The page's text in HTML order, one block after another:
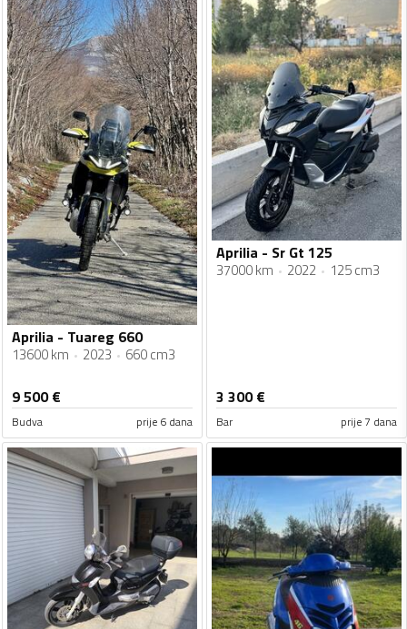
Aprilia - Tuareg 660
13600 km 2023 660 cm3
9 500€
Budva prije 6 dana
Aprilia - Sr Gt 125
37000 km 2022 125 cm3
3 300€
Bar prije 7 dana